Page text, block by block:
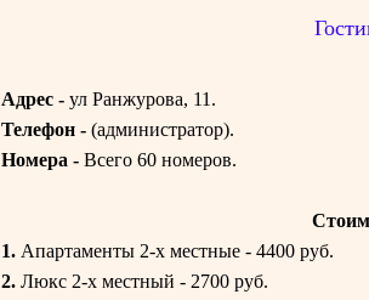
Адрес - ул Ранжурова, 11.
Телефон - (администратор).
Номера - Всего 60 номеров.
1. Апартаменты 2-х местные - 4400 руб.
2. Люкс 2-х местный - 2700 руб.